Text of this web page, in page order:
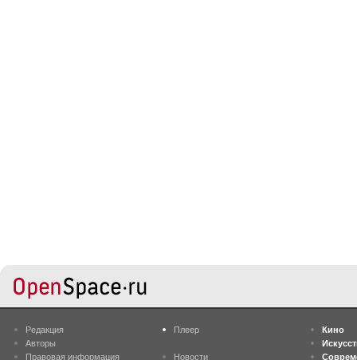
Редакция
Авторы
Правовая информация
Плеер
Новости
Кино